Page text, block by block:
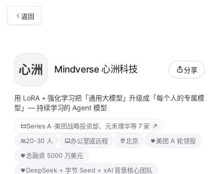
返回
Mindverse 心洲科技
用 LoRA + 强化学习把「通用大模型」升级成「每个人的专属模
型」— 持续学习的 Agent 模型
分享
Series A·美团战略投资部、元禾璞华等 7 家
20-30 人
办公室或远程 北京
美团 A 轮领投
总融资 5000 万美元
DeepSeek + 字节 Seed + xAI 背景核心团队